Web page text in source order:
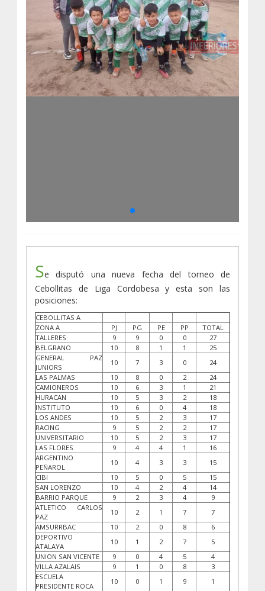
Se disputó una nueva fecha del torneo de
Cebollitas de Liga Cordobesa y esta son las
posiciones:
CEBOLLITAS A
ZONA A
PJ PG PE PP
TOTAL
TALLERES
9 9 0 0
27
BELGRANO
10 8 1 1
25
GENERAL PAZ
JUNIORS
10 7 3 0
24
LAS PALMAS
10 8 0 2
24
CAMIONEROS
10 6 3 1
21
HURACAN
10 5 3 2
18
INSTITUTO
10 6 0 4
18
LOS ANDES
10 5 2 3
17
RACING
9 5 2 2
17
UNIVERSITARIO
10 5 2 3
17
LAS FLORES
9 4 4 1
16
ARGENTINO
PEÑAROL
10 4 3 3
15
CIBI
10 5 0 5
15
SAN LORENZO
10 4 2 4
14
BARRIO PARQUE
9 2 3 4
9
ATLETICO CARLOS
PAZ
10 2 1 7
7
AMSURRBAC
10 2 0 8
6
DEPORTIVO
ATALAYA
10 1 2 7
5
UNION SAN VICENTE
9 0 4 5
4
VILLA AZALAIS
9 1 0 8
3
ESCUELA
PRESIDENTE ROCA
10 0 1 9
1